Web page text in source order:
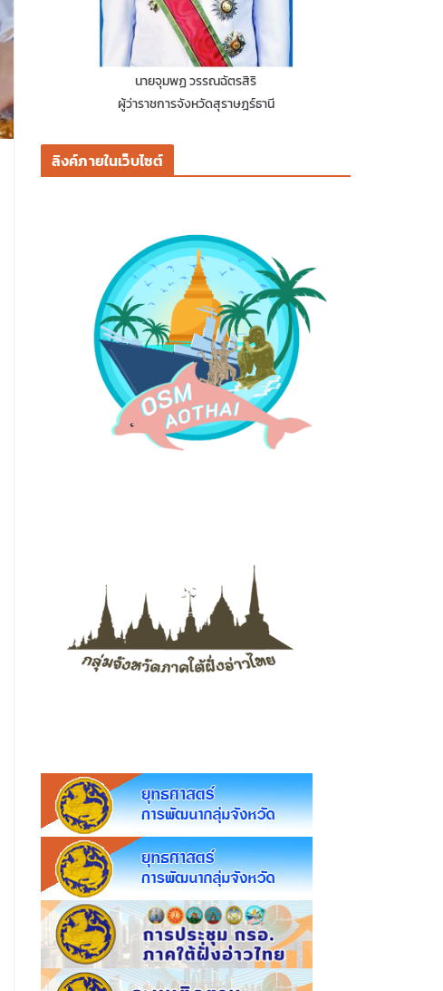
นายจุมพฏ วรรณฉัตรสิริ
ผู้ว่าราชการจังหวัดสุราษฎร์ธานี
ลิงค์ภายในเว็บไซต์